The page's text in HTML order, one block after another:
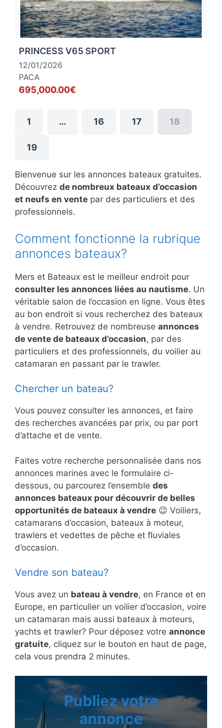
PRINCESS V65 SPORT
12/01/2026
PACA
695,000.00€
1 … 16 17 18
19
Bienvenue sur les annonces bateaux gratuites.
Découvrez de nombreux bateaux d’occasion
et neufs en vente par des particuliers et des
professionnels.
Comment fonctionne la rubrique
annonces bateaux?
Mers et Bateaux est le meilleur endroit pour
consulter les annonces liées au nautisme. Un
véritable salon de l’occasion en ligne. Vous êtes
au bon endroit si vous recherchez des bateaux
à vendre. Retrouvez de nombreuse annonces
de vente de bateaux d’occasion, par des
particuliers et des professionnels, du voilier au
catamaran en passant par le trawler.
Chercher un bateau?
Vous pouvez consulter les annonces, et faire
des recherches avancées par prix, ou par port
d’attache et de vente.
Faites votre recherche personnalisée dans nos
annonces marines avec le formulaire ci-
dessous, ou parcourez l’ensemble des
annonces bateaux pour découvrir de belles
opportunités de bateaux à vendre 😉 Voiliers,
catamarans d’occasion, bateaux à moteur,
trawlers et vedettes de pêche et fluviales
d’occasion.
Vendre son bateau?
Vous avez un bateau à vendre, en France et en
Europe, en particulier un voilier d’occasion, voire
un catamaran mais aussi bateaux à moteurs,
yachts et trawler? Pour déposez votre annonce
gratuite, cliquez sur le bouton en haut de page,
cela vous prendra 2 minutes.
Publiez votre
annonce